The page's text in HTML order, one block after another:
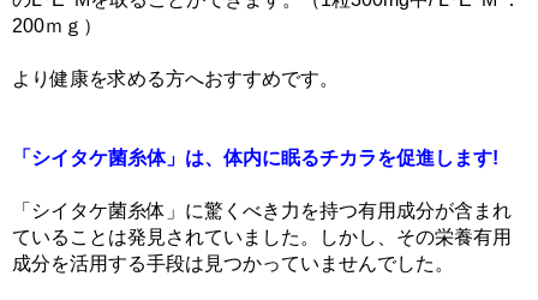
200ｍｇ）
より健康を求める方へおすすめです。
「シイタケ菌糸体」は、体内に眠るチカラを促進します!
「シイタケ菌糸体」に驚くべき力を持つ有用成分が含まれ
ていることは発見されていました。しかし、その栄養有用
成分を活用する手段は見つかっていませんでした。